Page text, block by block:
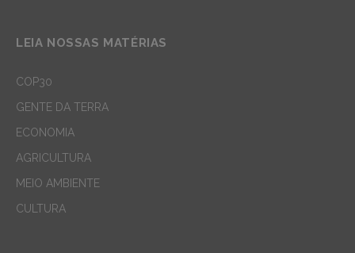
LEIA NOSSAS MATÉRIAS
COP30
GENTE DA TERRA
ECONOMIA
AGRICULTURA
MEIO AMBIENTE
CULTURA